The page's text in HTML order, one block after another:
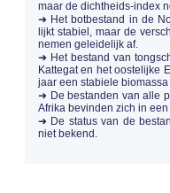
maar de dichtheids-index
➜ Het botbestand in de
lijkt stabiel, maar de
nemen geleidelijk af.
➜ Het bestand van
Kattegat en het oostelijke
jaar een stabiele
➜ De bestanden van alle
Afrika bevinden zich in
➜ De status van de
niet bekend.